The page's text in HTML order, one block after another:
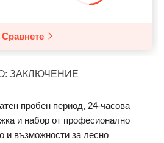
Сравнете
ЗАКЛЮЧЕНИЕ
пробен период, 24-часова
и набор от професионално
и възможности за лесно